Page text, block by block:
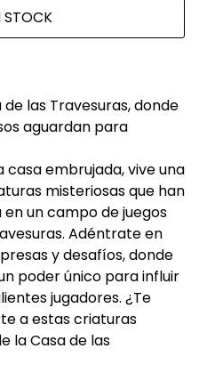
STOCK
de las Travesuras, donde
aguardan para
casa embrujada, vive una
misteriosas que han
un campo de juegos
Adéntrate en
y desafíos, donde
poder único para influir
jugadores. ¿Te
a estas criaturas
la Casa de las